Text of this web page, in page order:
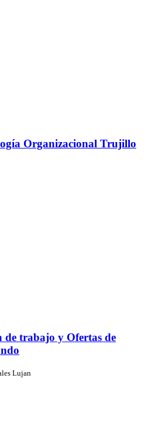
Organizacional Trujillo
trabajo y Ofertas de
Lujan